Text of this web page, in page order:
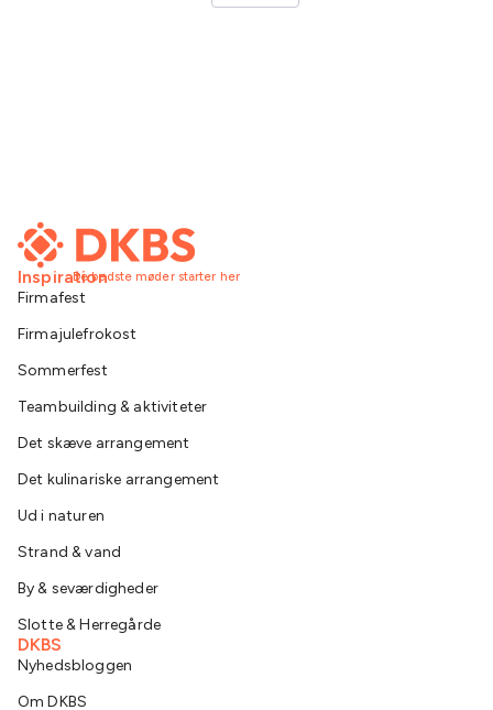
De bedste møder starter her
Inspiration
Firmafest
Firmajulefrokost
Sommerfest
Teambuilding & aktiviteter
Det skæve arrangement
Det kulinariske arrangement
Ud i naturen
Strand & vand
By & seværdigheder
Slotte & Herregårde
DKBS
Nyhedsbloggen
Om DKBS